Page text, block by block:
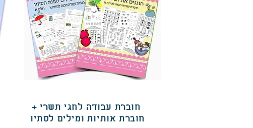
חוברת אותיות ומילים לסתיו